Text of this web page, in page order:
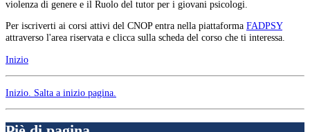
violenza di genere e il Ruolo del tutor per i giovani psicologi.
Per iscriverti ai corsi attivi del CNOP entra nella piattaforma FADPSY
attraverso l'area riservata e clicca sulla scheda del corso che ti interessa.
Inizio
Inizio . Salta a inizio pagina.